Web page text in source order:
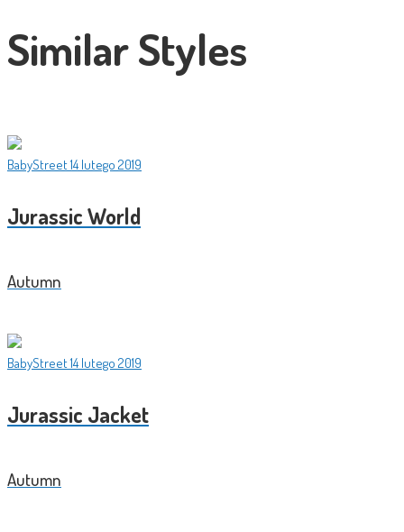
Similar Styles
BabyStreet14 lutego 2019
Jurassic World
Autumn
BabyStreet14 lutego 2019
Jurassic Jacket
Autumn